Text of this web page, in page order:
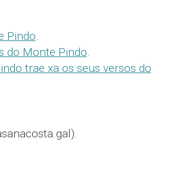
Pindo.
do Monte Pindo.
trae xa os seus versos do